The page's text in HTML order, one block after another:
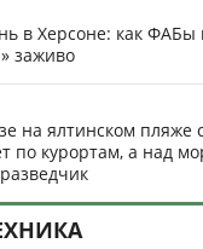
в Херсоне: как ФАБы
заживо
на ялтинском пляже
по курортам, а над